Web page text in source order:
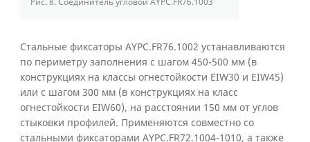
Стальные фиксаторы AYPC.FR76.1002 устанавливаются
по периметру заполнения с шагом 450-500 мм (в
конструкциях на классы огнестойкости EIW30 и EIW45)
или с шагом 300 мм (в конструкциях на класс
огнестойкости EIW60), на расстоянии 150 мм от углов
стыковки профилей. Применяются совместно со
стальными фиксаторами AYPC.FR72.1004-1010, а также